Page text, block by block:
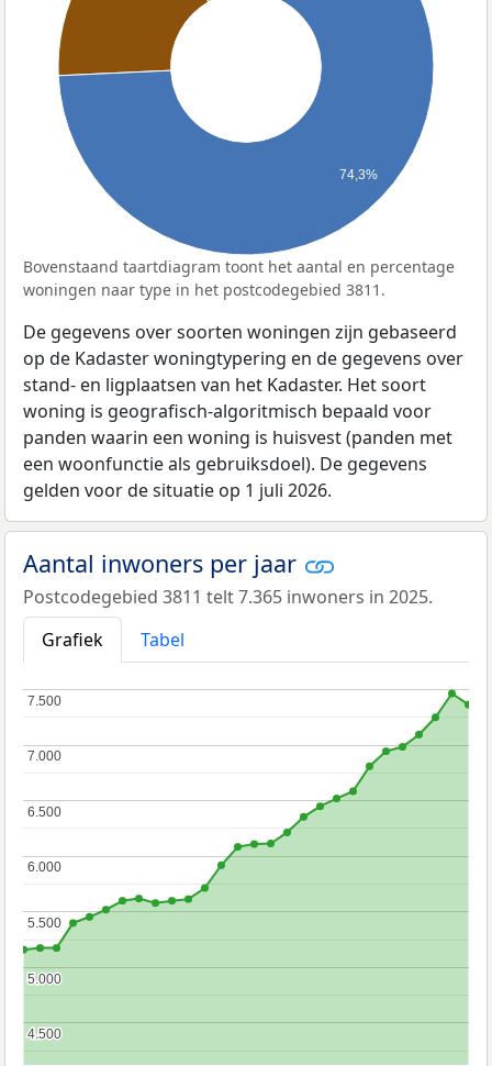
74,3%
Bovenstaand taartdiagram toont het aantal en percentage
woningen naar type in het postcodegebied 3811.
De gegevens over soorten woningen zijn gebaseerd
op de Kadaster woningtypering en de gegevens over
stand- en ligplaatsen van het Kadaster. Het soort
woning is geografisch-algoritmisch bepaald voor
panden waarin een woning is huisvest (panden met
een woonfunctie als gebruiksdoel). De gegevens
gelden voor de situatie op 1 juli 2026.
Aantal inwoners per jaar
Postcodegebied 3811 telt 7.365 inwoners in 2025.
Grafiek
Tabel
4.500
4.500
5.000
5.000
5.500
5.500
6.000
6.000
6.500
6.500
7.000
7.000
7.500
7.500